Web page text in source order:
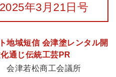
年3月21日号
地域短信 会津塗レンタル開
通じ伝統工芸PR
会津若松商工会議所